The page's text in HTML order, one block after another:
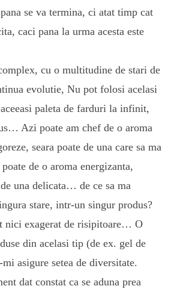
se va termina, ci atat timp cat
caci pana la urma acesta este
cu o multitudine de stari de
evolutie, Nu pot folosi acelasi
paleta de farduri la infinit,
Azi poate am chef de o aroma
seara poate de una care sa ma
de o aroma energizanta,
una delicata… de ce sa ma
stare, intr-un singur produs?
nici exagerat de risipitoare… O
din acelasi tip (de ex. gel de
mi asigure setea de diversitate.
dat constat ca se aduna prea